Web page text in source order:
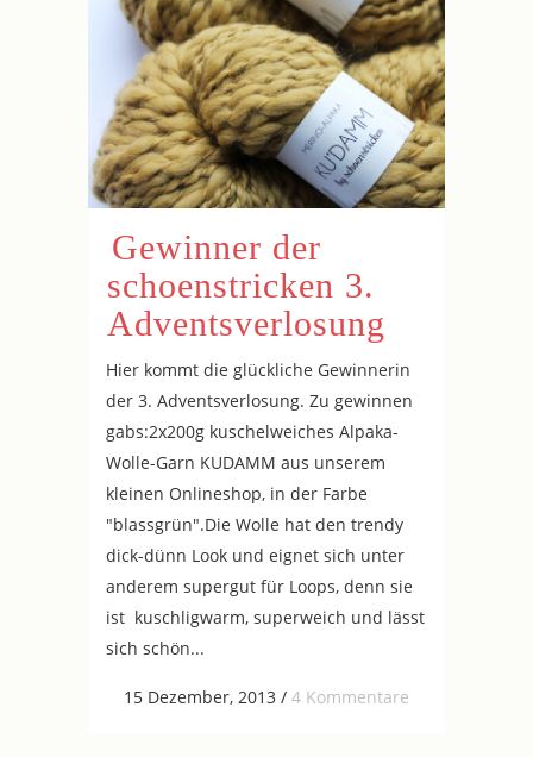
Gewinner der
schoenstricken 3.
Adventsverlosung
Hier kommt die glückliche Gewinnerin
der 3. Adventsverlosung. Zu gewinnen
gabs:2x200g kuschelweiches Alpaka-
Wolle-Garn KUDAMM aus unserem
kleinen Onlineshop, in der Farbe
"blassgrün".Die Wolle hat den trendy
dick-dünn Look und eignet sich unter
anderem supergut für Loops, denn sie
ist kuschligwarm, superweich und lässt
sich schön...
15 Dezember, 2013 / 4 Kommentare